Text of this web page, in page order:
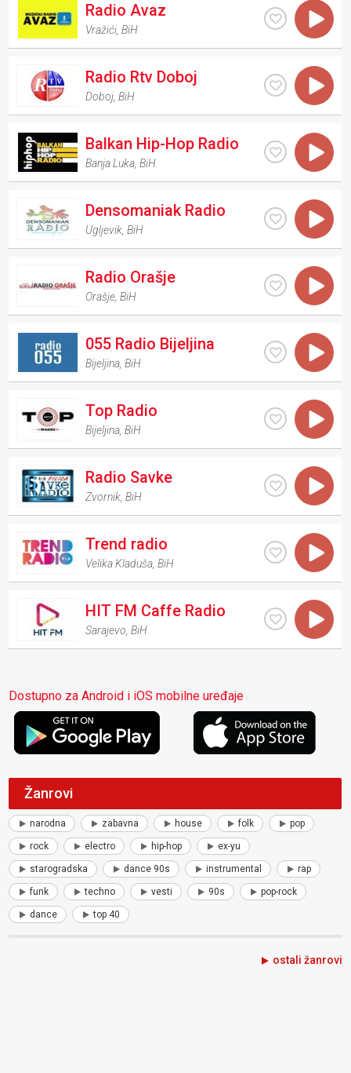
Radio Avaz
Vražići ,BiH
Radio Rtv Doboj
Doboj ,BiH
Balkan Hip-Hop Radio
Banja Luka ,BiH
Densomaniak Radio
Ugljevik ,BiH
Radio Orašje
Orašje ,BiH
055 Radio Bijeljina
Bijeljina ,BiH
Top Radio
Bijeljina ,BiH
Radio Savke
Zvornik ,BiH
Trend radio
Velika Kladuša ,BiH
HIT FM Caffe Radio
Sarajevo ,BiH
Dostupno za Android i iOS mobilne uređaje
Žanrovi
narodna zabavna house folk pop
rock electro hip-hop ex-yu
starogradska dance 90s instrumental rap
funk techno vesti 90s pop-rock
dance top 40
ostali žanrovi